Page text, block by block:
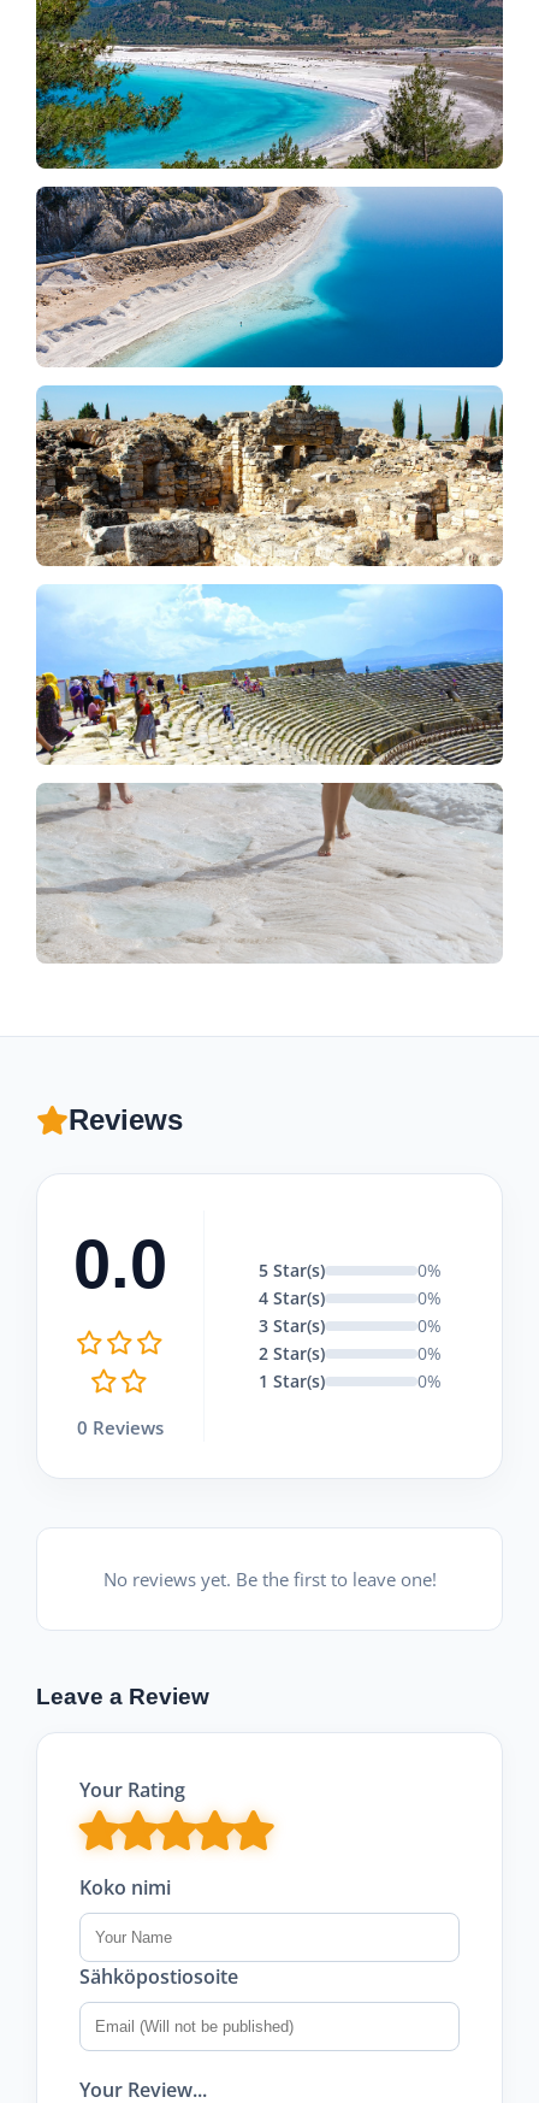
Reviews
0.0
0 Reviews
5 Star(s)
0%
4 Star(s)
0%
3 Star(s)
0%
2 Star(s)
0%
1 Star(s)
0%
No reviews yet. Be the first to leave one!
Leave a Review
Your Rating
Koko nimi
Sähköpostiosoite
Your Review...